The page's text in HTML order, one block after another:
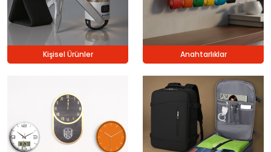
Kişisel Ürünler Anahtarlıklar